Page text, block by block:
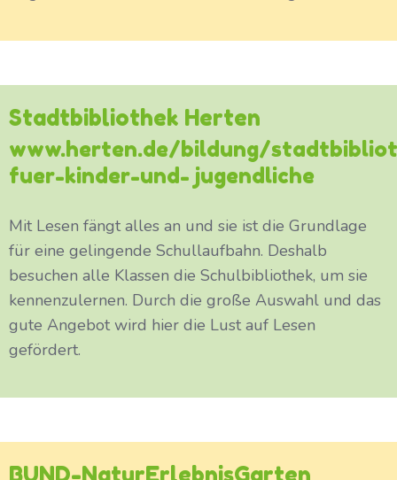
Stadtbibliothek Herten
www.herten.de/bildung/
fuer-kinder-und- jugendliche
Mit Lesen fängt alles an und sie ist die Grundlage
für eine gelingende Schullaufbahn. Deshalb
besuchen alle Klassen die Schulbibliothek, um sie
kennenzulernen. Durch die große Auswahl und das
gute Angebot wird hier die Lust auf Lesen
gefördert.
BUND-NaturErlebnisGarten